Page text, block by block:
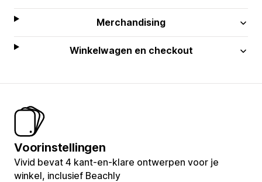
Merchandising
Winkelwagen en checkout
Voorinstellingen
Vivid bevat 4 kant-en-klare ontwerpen voor je
winkel, inclusief Beachly